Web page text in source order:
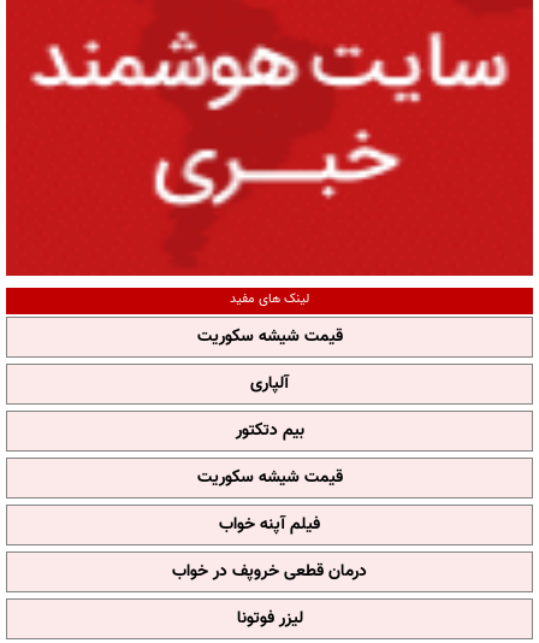
لینک های مفید
قیمت شیشه سکوریت
آلپاری
بیم دتکتور
قیمت شیشه سکوریت
فیلم آپنه خواب
درمان قطعی خروپف در خواب
لیزر فوتونا